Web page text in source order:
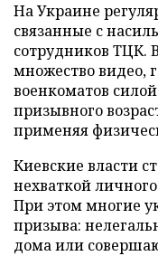
На Украине
связанные с
сотрудников ТЦК.
множество видео,
военкоматов
призывного
применяя
Киевские власти
нехваткой
При этом многие
призыва:
дома или